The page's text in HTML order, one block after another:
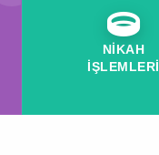
NİKAH
İŞLEMLERİ